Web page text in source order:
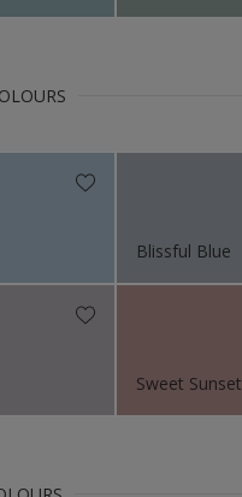
Blissful Blue
Sweet Sunset